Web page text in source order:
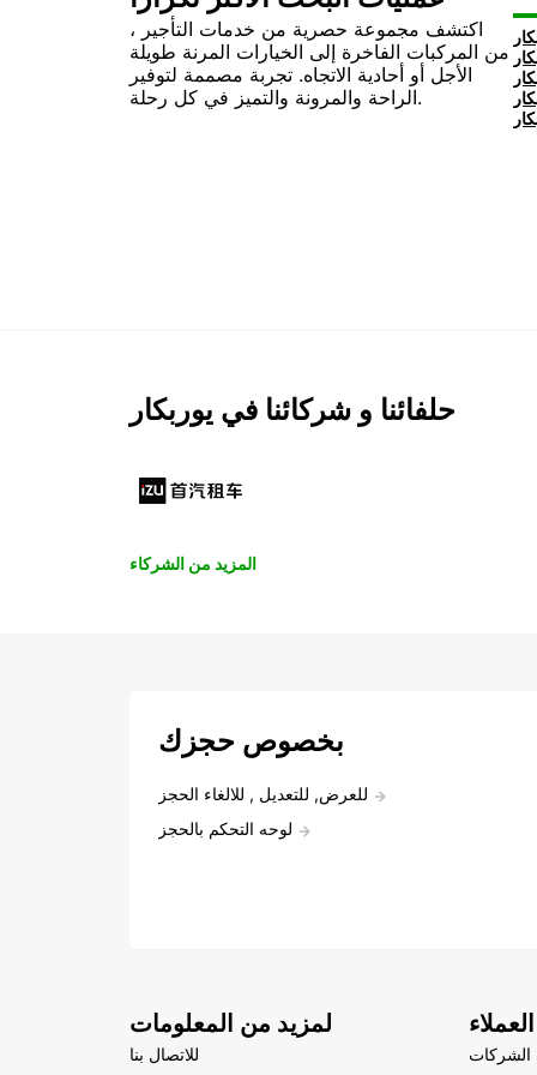
اكتشف مجموعة حصرية من خدمات التأجير ،
من المركبات الفاخرة إلى الخيارات المرنة طويلة
الأجل أو أحادية الاتجاه. تجربة مصممة لتوفير
الراحة والمرونة والتميز في كل رحلة.
حلفائنا و شركائنا في يوربكار
المزيد من الشركاء
بخصوص حجزك
للعرض, للتعديل , للالغاء الحجز
لوحه التحكم بالحجز
لمزيد من المعلومات
للاتصال بنا الشركات